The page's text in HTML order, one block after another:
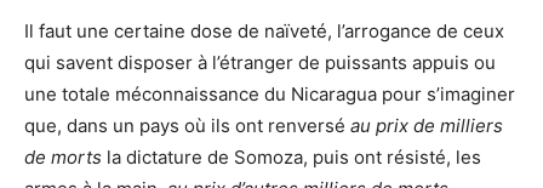
Il faut une certaine dose de naïveté, l’arrogance de ceux
qui savent disposer à l’étranger de puissants appuis ou
une totale méconnaissance du Nicaragua pour s’imaginer
que, dans un pays où ils ont renversé au prix de milliers
de morts la dictature de Somoza, puis ont résisté, les